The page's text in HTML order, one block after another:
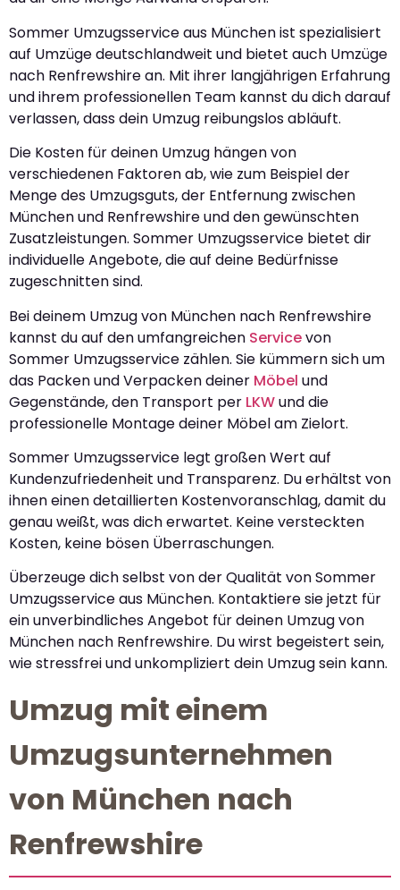
Sommer Umzugsservice aus München ist spezialisiert
auf Umzüge deutschlandweit und bietet auch Umzüge
nach Renfrewshire an. Mit ihrer langjährigen Erfahrung
und ihrem professionellen Team kannst du dich darauf
verlassen, dass dein Umzug reibungslos abläuft.
Die Kosten für deinen Umzug hängen von
verschiedenen Faktoren ab, wie zum Beispiel der
Menge des Umzugsguts, der Entfernung zwischen
München und Renfrewshire und den gewünschten
Zusatzleistungen. Sommer Umzugsservice bietet dir
individuelle Angebote, die auf deine Bedürfnisse
zugeschnitten sind.
Bei deinem Umzug von München nach Renfrewshire
kannst du auf den umfangreichen Servicevon
Sommer Umzugsservice zählen. Sie kümmern sich um
das Packen und Verpacken deiner Möbel und
Gegenstände, den Transport per LKWund die
professionelle Montage deiner Möbel am Zielort.
Sommer Umzugsservice legt großen Wert auf
Kundenzufriedenheit und Transparenz. Du erhältst von
ihnen einen detaillierten Kostenvoranschlag, damit du
genau weißt, was dich erwartet. Keine versteckten
Kosten, keine bösen Überraschungen.
Überzeuge dich selbst von der Qualität von Sommer
Umzugsservice aus München. Kontaktiere sie jetzt für
ein unverbindliches Angebot für deinen Umzug von
München nach Renfrewshire. Du wirst begeistert sein,
wie stressfrei und unkompliziert dein Umzug sein kann.
Umzug mit einem
Umzugsunternehmen
von München nach
Renfrewshire